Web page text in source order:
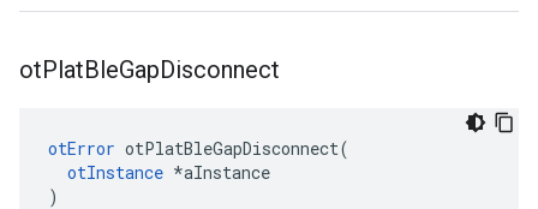
otPlatBleGapDisconnect
otError otPlatBleGapDisconnect(
otInstance *aInstance
)